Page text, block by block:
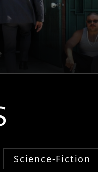
Science-Fiction